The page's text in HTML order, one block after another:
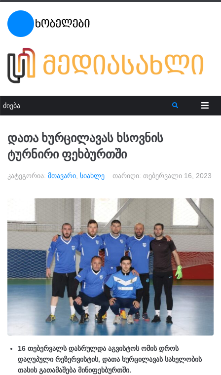
დათა ხურცილავას ხსოვნის
ტურნირი ფეხბურთში
კატეგორია: მთავარი სიახლე თარიღი: თებერვალი 16, 2023
16 თებერვალს დასრულდა აგვისტოს ომის დროს
დაღუპული რეზერვისტის, დათა ხურცილავას სახელობის
თასის გათამაშება მინიფეხბურთში.